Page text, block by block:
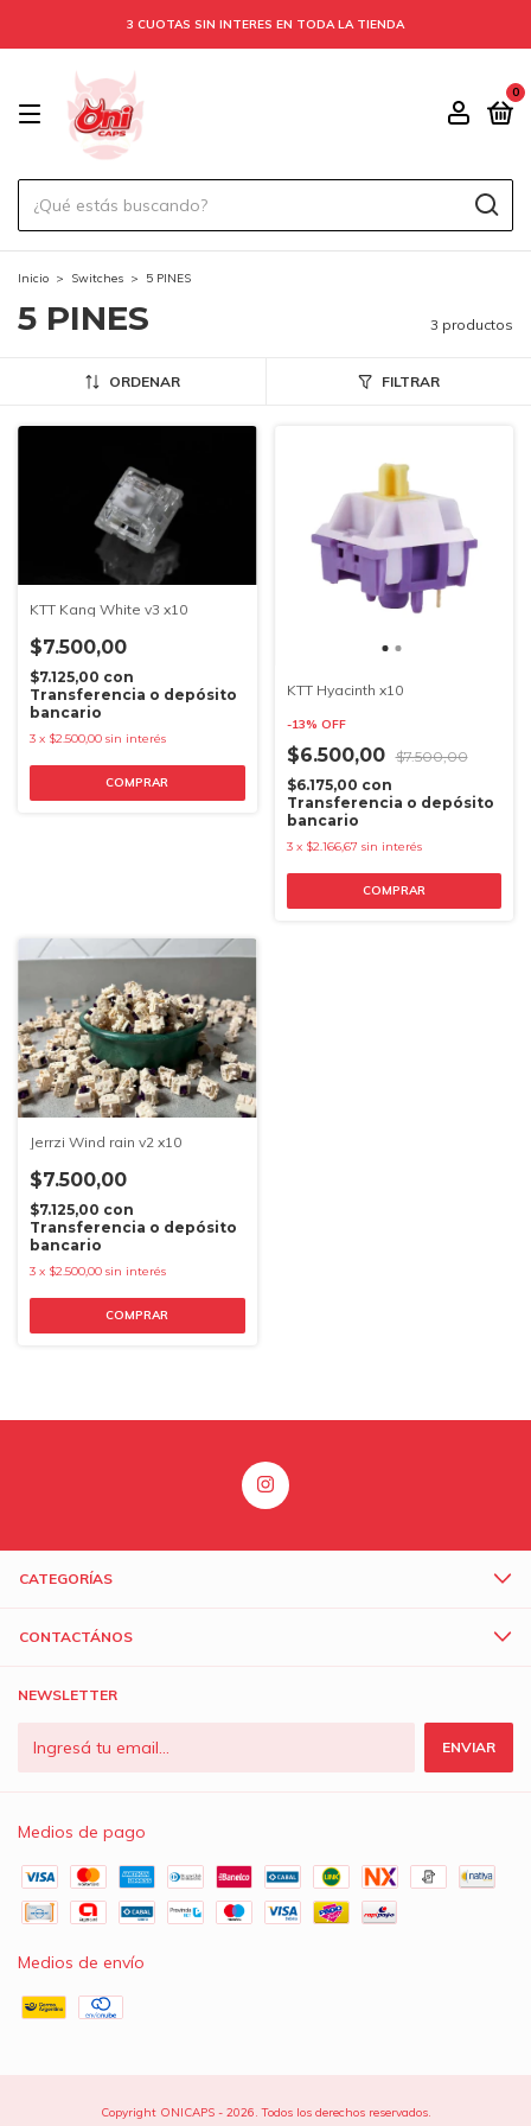
3 CUOTAS SIN INTERES EN TODA LA TIENDA
0
Inicio > Switches > 5 PINES
5 PINES 3 productos
ORDENAR FILTRAR
KTT Kang White v3 x10
$7.500,00
$7.125,00 con
Transferencia o depósito
bancario
3 x $2.500,00 sin interés
COMPRAR
KTT Hyacinth x10
-13% OFF
$6.500,00 $7.500,00
$6.175,00 con
Transferencia o depósito
bancario
3 x $2.166,67 sin interés
COMPRAR
Jerrzi Wind rain v2 x10
$7.500,00
$7.125,00 con
Transferencia o depósito
bancario
3 x $2.500,00 sin interés
COMPRAR
CATEGORÍAS
CONTACTÁNOS
NEWSLETTER
Medios de pago
Medios de envío
Copyright ONICAPS - 2026. Todos los derechos reservados.